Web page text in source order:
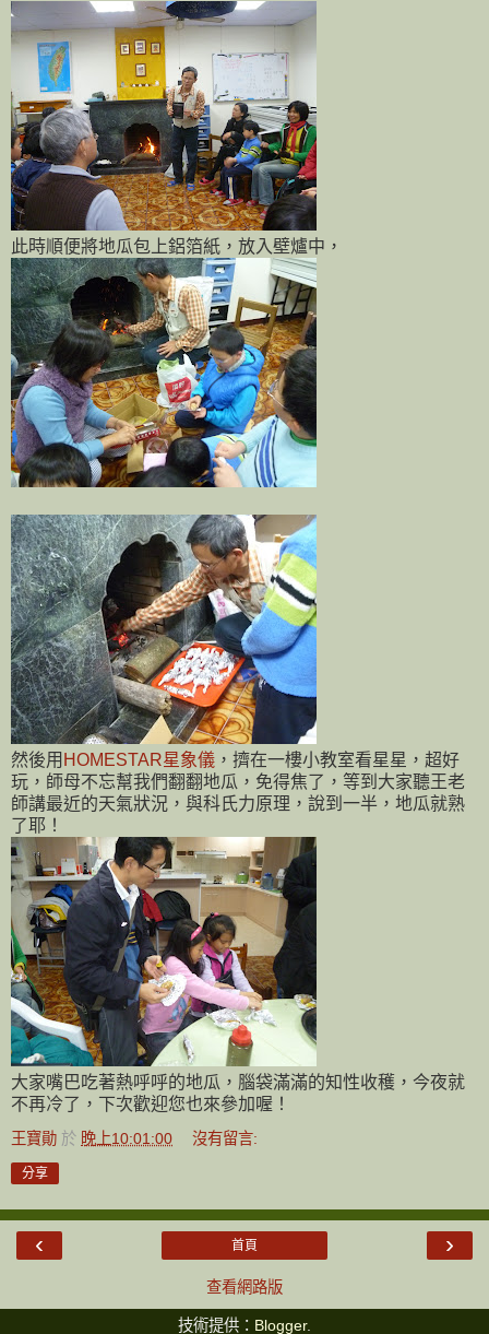
此時順便將地瓜包上鋁箔紙 ， 放入壁爐中 ，
然後用 HOMESTAR星象儀 ， 擠在一樓小教室看星星 ， 超好
玩 ， 師母不忘幫我們翻翻地瓜 ， 免得焦了，等到大家聽王老
師講最近的天氣狀況 ， 與科氏力原理 ， 說到一半 ， 地瓜就熟
了耶！
大家嘴巴吃著熱呼呼的地瓜 ， 腦袋滿滿的知性收穫 ， 今夜就
不再冷了，下次歡迎您也來參加喔！
王寶勛 於 晚上10:01:00 沒有留言:
分享
‹ ›
首頁
查看網路版
技術提供： Blogger.